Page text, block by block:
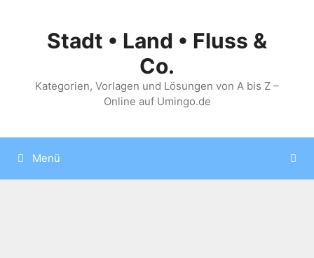
springenStadt • Land • Fluss &
Co.
Kategorien, Vorlagen und Lösungen von A bis Z –
Online auf Umingo.de
Menü